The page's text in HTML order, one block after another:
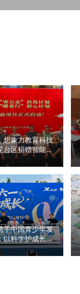
想象力教育科技
台区捐赠智能学
手中国青少年发
以科学护成长，
度